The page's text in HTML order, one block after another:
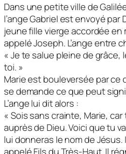
Dans une petite ville de
l’ange Gabriel est envoyé par
jeune fille vierge accordée en
appelé Joseph. L’ange entre
« Je te salue pleine de grâce,
toi. »
Marie est bouleversée par ce
se demande ce que peut
L’ange lui dit alors :
« Sois sans crainte, Marie,
auprès de Dieu. Voici que tu
lui donneras le nom de Jésus.